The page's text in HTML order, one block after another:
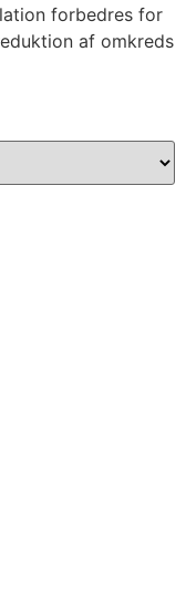
forbedres for
af omkreds